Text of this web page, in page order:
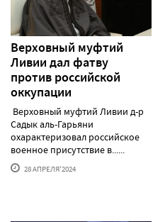
Верховный муфтий
Ливии дал фатву
против российской
оккупации
Верховный муфтий Ливии д-р
Садык аль-Гарьяни
охарактеризовал российское
военное присутствие в......
28 АПРЕЛЯ'2024